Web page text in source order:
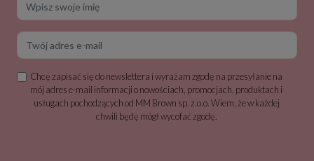
Chcę zapisać się do newslettera i wyrażam zgodę na przesyłanie na
mój adres e-mail informacji o nowościach, promocjach, produktach i
usługach pochodzących od MM Brown sp. z.o.o. Wiem, że w każdej
chwili będę mógł wycofać zgodę.